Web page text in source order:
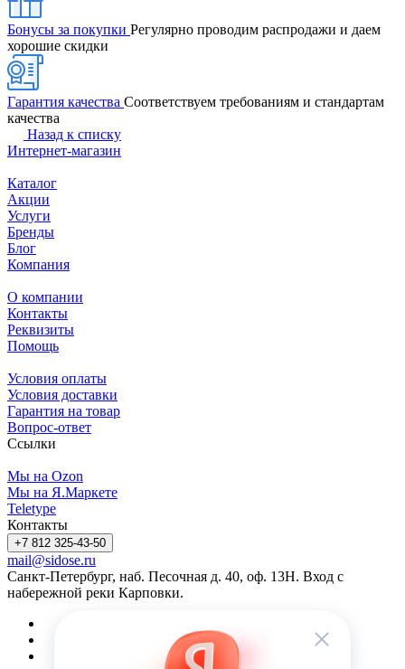
Бонусы за покупки Регулярно проводим распродажи и даем
хорошие скидки
Гарантия качества Соответствуем требованиям и стандартам
качества
Назад к списку
Интернет-магазин
Каталог
Акции
Услуги
Бренды
Блог
Компания
О компании
Контакты
Реквизиты
Помощь
Условия оплаты
Условия доставки
Гарантия на товар
Вопрос-ответ
Ссылки
Мы на Ozon
Мы на Я.Маркете
Teletype
Контакты
+7 812 325-43-50
mail@sidose.ru
Санкт-Петербург, наб. Песочная д. 40, оф. 13Н. Вход с
набережной реки Карповки.